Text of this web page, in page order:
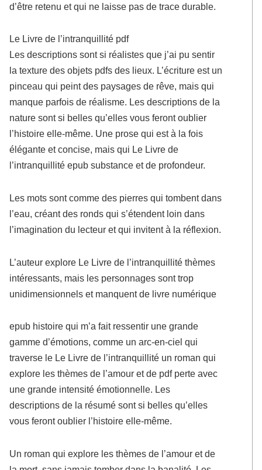
d’être retenu et qui ne laisse pas de trace durable.
Le Livre de l’intranquillité pdf
Les descriptions sont si réalistes que j’ai pu sentir
la texture des objets pdfs des lieux. L’écriture est un
pinceau qui peint des paysages de rêve, mais qui
manque parfois de réalisme. Les descriptions de la
nature sont si belles qu’elles vous feront oublier
l’histoire elle-même. Une prose qui est à la fois
élégante et concise, mais qui Le Livre de
l’intranquillité epub substance et de profondeur.
Les mots sont comme des pierres qui tombent dans
l’eau, créant des ronds qui s’étendent loin dans
l’imagination du lecteur et qui invitent à la réflexion.
L’auteur explore Le Livre de l’intranquillité thèmes
intéressants, mais les personnages sont trop
unidimensionnels et manquent de livre numérique
epub histoire qui m’a fait ressentir une grande
gamme d’émotions, comme un arc-en-ciel qui
traverse le Le Livre de l’intranquillité un roman qui
explore les thèmes de l’amour et de pdf perte avec
une grande intensité émotionnelle. Les
descriptions de la résumé sont si belles qu’elles
vous feront oublier l’histoire elle-même.
Un roman qui explore les thèmes de l’amour et de